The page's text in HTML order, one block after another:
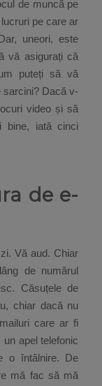
de muncă pe
pe care ar
uneori, este
vă asigurați că
puteți să vă
sarcini? Dacă v-
video și să
bine, iată cinci
de e-
Vă aud. Chiar
de numărul
Căsuțele de
chiar dacă nu
care ar fi
apel telefonic
o întâlnire. De
mă fac să mă